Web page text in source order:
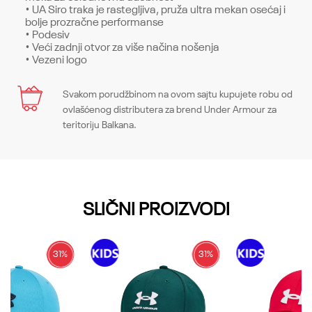
• UA Siro traka je rastegljiva, pruža ultra mekan osećaj i
bolje prozračne performanse
• Podesiv
• Veći zadnji otvor za više načina nošenja
• Vezeni logo
Karakteristika
Kategorija
Kape
Under Armour
Ime/Nadimak
Svakom porudžbinom na ovom sajtu kupujete robu od
ovlašćenog distributera za brend Under Armour za
teritoriju Balkana.
SLIČNI PROIZVODI
31% 31%